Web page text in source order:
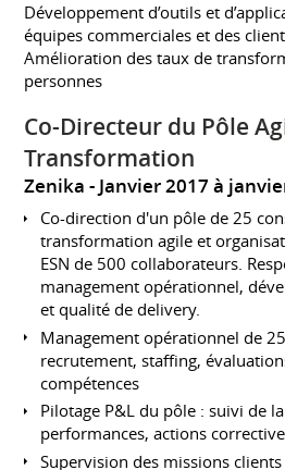
Développement d’outils et
équipes commerciales et des
Amélioration des taux de
personnes
Co-Directeur du Pôle
Transformation
Zenika Janvier 2017 à
Co-direction d'un pôle de 25
transformation agile et
ESN de 500 collaborateurs.
management opérationnel,
et qualité de delivery.
Management opérationnel de
recrutement, staffing,
compétences
Pilotage P&L du pôle : suivi de
performances, actions
Supervision des missions